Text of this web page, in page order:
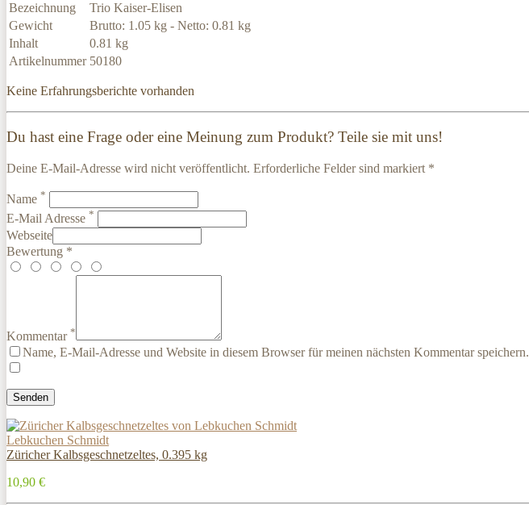
Bezeichnung
Trio Kaiser-Elisen
Gewicht
Brutto: 1.05 kg - Netto: 0.81 kg
Inhalt
0.81 kg
Artikelnummer 50180
Keine Erfahrungsberichte vorhanden
Du hast eine Frage oder eine Meinung zum Produkt? Teile sie mit uns!
Deine E-Mail-Adresse wird nicht veröffentlicht. Erforderliche Felder sind markiert *
Name *
E-Mail Adresse *
Webseite
Bewertung *
Kommentar *
Name, E-Mail-Adresse und Website in diesem Browser für meinen nächsten Kommentar speichern.
Lebkuchen Schmidt
Züricher Kalbsgeschnetzeltes, 0.395 kg
10,90 €